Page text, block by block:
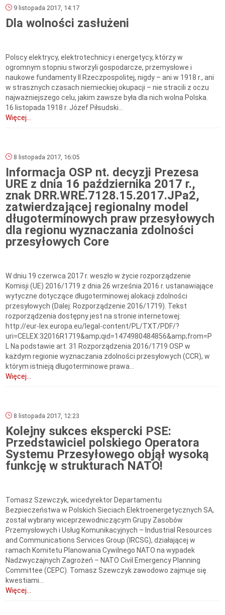
9 listopada 2017, 14:17
Dla wolności zasłużeni
Polscy elektrycy, elektrotechnicy i energetycy, którzy w
ogromnym stopniu stworzyli gospodarcze, przemysłowe i
naukowe fundamenty II Rzeczpospolitej, nigdy – ani w 1918 r., ani
w strasznych czasach niemieckiej okupacji – nie stracili z oczu
najważniejszego celu, jakim zawsze była dla nich wolna Polska.
16 listopada 1918 r. Józef Piłsudski...
Więcej...
8 listopada 2017, 16:05
Informacja OSP nt. decyzji Prezesa
URE z dnia 16 października 2017 r.,
znak DRR.WRE.7128.15.2017.JPa2,
zatwierdzającej regionalny model
długoterminowych praw przesyłowych
dla regionu wyznaczania zdolności
przesyłowych Core
W dniu 19 czerwca 2017 r. weszło w życie rozporządzenie
Komisji (UE) 2016/1719 z dnia 26 września 2016 r. ustanawiające
wytyczne dotyczące długoterminowej alokacji zdolności
przesyłowych (Dalej: Rozporządzenie 2016/1719). Tekst
rozporządzenia dostępny jest na stronie internetowej:
http://eur-lex.europa.eu/legal-content/PL/TXT/PDF/?
uri=CELEX:32016R1719&amp;qid=1474980484856&amp;from=P
L Na podstawie art. 31 Rozporządzenia 2016/1719 OSP w
każdym regionie wyznaczania zdolności przesyłowych (CCR), w
którym istnieją długoterminowe prawa...
Więcej...
8 listopada 2017, 12:23
Kolejny sukces ekspercki PSE:
Przedstawiciel polskiego Operatora
Systemu Przesyłowego objął wysoką
funkcję w strukturach NATO!
Tomasz Szewczyk, wicedyrektor Departamentu
Bezpieczeństwa w Polskich Sieciach Elektroenergetycznych SA,
został wybrany wiceprzewodniczącym Grupy Zasobów
Przemysłowych i Usług Komunikacyjnych – Industrial Resources
and Communications Services Group (IRCSG), działającej w
ramach Komitetu Planowania Cywilnego NATO na wypadek
Nadzwyczajnych Zagrożeń – NATO Civil Emergency Planning
Committee (CEPC). Tomasz Szewczyk zawodowo zajmuje się
kwestiami...
Więcej...